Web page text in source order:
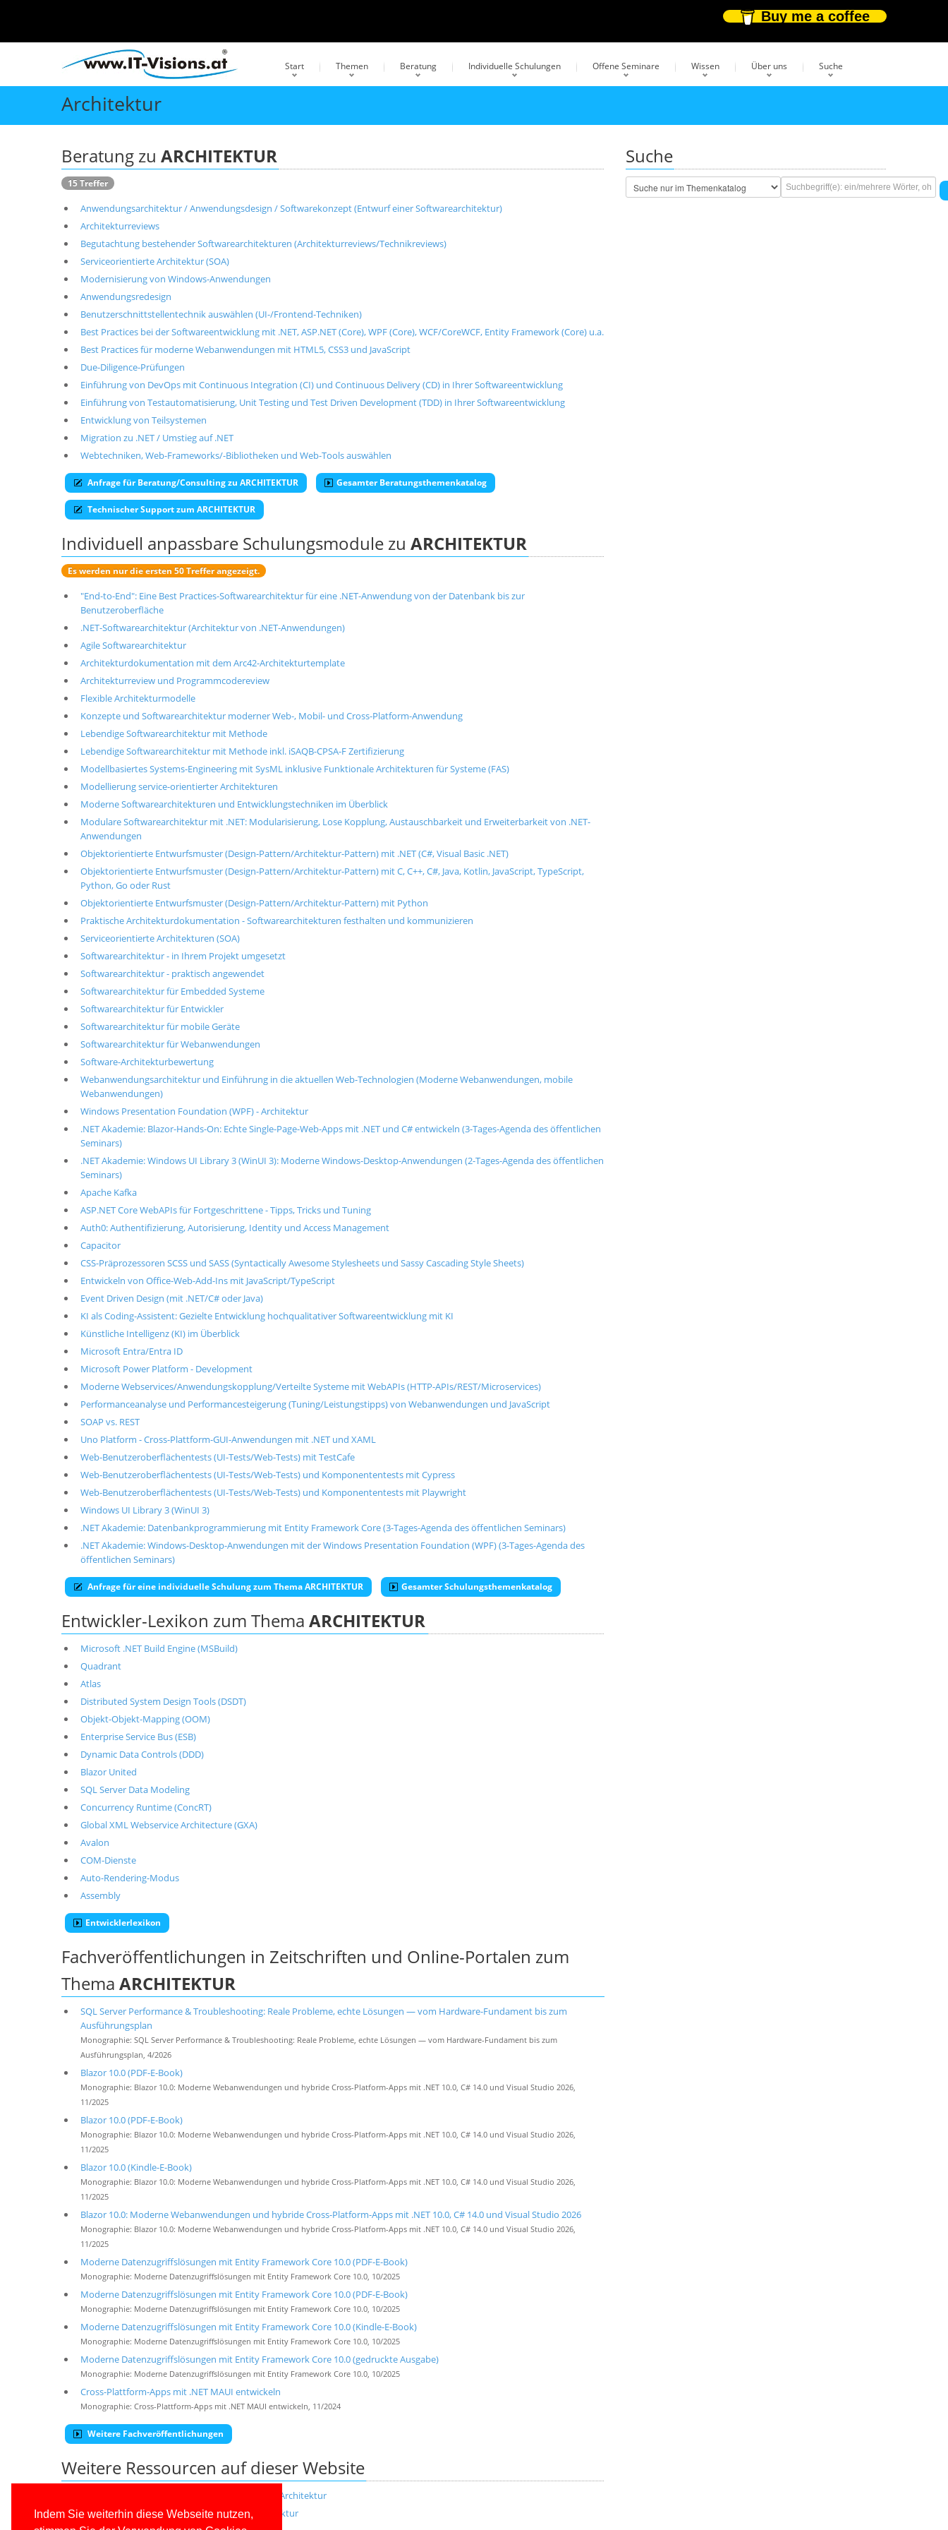
Indem Sie weiterhin diese Webseite nutzen,
Buy me a coffee
Start Themen Beratung Individuelle Schulungen Offene Seminare Wissen Über uns Suche
Architektur
Beratung zu ARCHITEKTUR
15 Treffer
Anwendungsarchitektur / Anwendungsdesign / Softwarekonzept (Entwurf einer Softwarearchitektur)
Architekturreviews
Begutachtung bestehender Softwarearchitekturen (Architekturreviews/Technikreviews)
Serviceorientierte Architektur (SOA)
Modernisierung von Windows-Anwendungen
Anwendungsredesign
Benutzerschnittstellentechnik auswählen (UI-/Frontend-Techniken)
Best Practices bei der Softwareentwicklung mit .NET, ASP.NET (Core), WPF (Core), WCF/CoreWCF, Entity Framework (Core) u.a.
Best Practices für moderne Webanwendungen mit HTML5, CSS3 und JavaScript
Due-Diligence-Prüfungen
Einführung von DevOps mit Continuous Integration (CI) und Continuous Delivery (CD) in Ihrer Softwareentwicklung
Einführung von Testautomatisierung, Unit Testing und Test Driven Development (TDD) in Ihrer Softwareentwicklung
Entwicklung von Teilsystemen
Migration zu .NET / Umstieg auf .NET
Webtechniken, Web-Frameworks/-Bibliotheken und Web-Tools auswählen
Anfrage für Beratung/Consulting zu ARCHITEKTUR Gesamter Beratungsthemenkatalog
Technischer Support zum ARCHITEKTUR
Individuell anpassbare Schulungsmodule zu ARCHITEKTUR
Es werden nur die ersten 50 Treffer angezeigt.
"End-to-End": Eine Best Practices-Softwarearchitektur für eine .NET-Anwendung von der Datenbank bis zur
Benutzeroberfläche
.NET-Softwarearchitektur (Architektur von .NET-Anwendungen)
Agile Softwarearchitektur
Architekturdokumentation mit dem Arc42-Architekturtemplate
Architekturreview und Programmcodereview
Flexible Architekturmodelle
Konzepte und Softwarearchitektur moderner Web-, Mobil- und Cross-Platform-Anwendung
Lebendige Softwarearchitektur mit Methode
Lebendige Softwarearchitektur mit Methode inkl. iSAQB-CPSA-F Zertifizierung
Modellbasiertes Systems-Engineering mit SysML inklusive Funktionale Architekturen für Systeme (FAS)
Modellierung service-orientierter Architekturen
Moderne Softwarearchitekturen und Entwicklungstechniken im Überblick
Modulare Softwarearchitektur mit .NET: Modularisierung, Lose Kopplung, Austauschbarkeit und Erweiterbarkeit von .NET-
Anwendungen
Objektorientierte Entwurfsmuster (Design-Pattern/Architektur-Pattern) mit .NET (C#, Visual Basic .NET)
Objektorientierte Entwurfsmuster (Design-Pattern/Architektur-Pattern) mit C, C++, C#, Java, Kotlin, JavaScript, TypeScript,
Python, Go oder Rust
Objektorientierte Entwurfsmuster (Design-Pattern/Architektur-Pattern) mit Python
Praktische Architekturdokumentation - Softwarearchitekturen festhalten und kommunizieren
Serviceorientierte Architekturen (SOA)
Softwarearchitektur - in Ihrem Projekt umgesetzt
Softwarearchitektur - praktisch angewendet
Softwarearchitektur für Embedded Systeme
Softwarearchitektur für Entwickler
Softwarearchitektur für mobile Geräte
Softwarearchitektur für Webanwendungen
Software-Architekturbewertung
Webanwendungsarchitektur und Einführung in die aktuellen Web-Technologien (Moderne Webanwendungen, mobile
Webanwendungen)
Windows Presentation Foundation (WPF) - Architektur
.NET Akademie: Blazor-Hands-On: Echte Single-Page-Web-Apps mit .NET und C# entwickeln (3-Tages-Agenda des öffentlichen
Seminars)
.NET Akademie: Windows UI Library 3 (WinUI 3): Moderne Windows-Desktop-Anwendungen (2-Tages-Agenda des öffentlichen
Seminars)
Apache Kafka
ASP.NET Core WebAPIs für Fortgeschrittene - Tipps, Tricks und Tuning
Auth0: Authentifizierung, Autorisierung, Identity und Access Management
Capacitor
CSS-Präprozessoren SCSS und SASS (Syntactically Awesome Stylesheets und Sassy Cascading Style Sheets)
Entwickeln von Office-Web-Add-Ins mit JavaScript/TypeScript
Event Driven Design (mit .NET/C# oder Java)
KI als Coding-Assistent: Gezielte Entwicklung hochqualitativer Softwareentwicklung mit KI
Künstliche Intelligenz (KI) im Überblick
Microsoft Entra/Entra ID
Microsoft Power Platform - Development
Moderne Webservices/Anwendungskopplung/Verteilte Systeme mit WebAPIs (HTTP-APIs/REST/Microservices)
Performanceanalyse und Performancesteigerung (Tuning/Leistungstipps) von Webanwendungen und JavaScript
SOAP vs. REST
Uno Platform - Cross-Plattform-GUI-Anwendungen mit .NET und XAML
Web-Benutzeroberflächentests (UI-Tests/Web-Tests) mit TestCafe
Web-Benutzeroberflächentests (UI-Tests/Web-Tests) und Komponententests mit Cypress
Web-Benutzeroberflächentests (UI-Tests/Web-Tests) und Komponententests mit Playwright
Windows UI Library 3 (WinUI 3)
.NET Akademie: Datenbankprogrammierung mit Entity Framework Core (3-Tages-Agenda des öffentlichen Seminars)
.NET Akademie: Windows-Desktop-Anwendungen mit der Windows Presentation Foundation (WPF) (3-Tages-Agenda des
öffentlichen Seminars)
Anfrage für eine individuelle Schulung zum Thema ARCHITEKTUR Gesamter Schulungsthemenkatalog
Entwickler-Lexikon zum Thema ARCHITEKTUR
Microsoft .NET Build Engine (MSBuild)
Quadrant
Atlas
Distributed System Design Tools (DSDT)
Objekt-Objekt-Mapping (OOM)
Enterprise Service Bus (ESB)
Dynamic Data Controls (DDD)
Blazor United
SQL Server Data Modeling
Concurrency Runtime (ConcRT)
Global XML Webservice Architecture (GXA)
Avalon
COM-Dienste
Auto-Rendering-Modus
Assembly
Entwicklerlexikon
Fachveröffentlichungen in Zeitschriften und Online-Portalen zum
Thema ARCHITEKTUR
SQL Server Performance & Troubleshooting: Reale Probleme, echte Lösungen — vom Hardware-Fundament bis zum
Ausführungsplan
Monographie: SQL Server Performance & Troubleshooting: Reale Probleme, echte Lösungen — vom Hardware-Fundament bis zum
Ausführungsplan, 4/2026
Blazor 10.0 (PDF-E-Book)
Monographie: Blazor 10.0: Moderne Webanwendungen und hybride Cross-Platform-Apps mit .NET 10.0, C# 14.0 und Visual Studio 2026,
11/2025
Blazor 10.0 (PDF-E-Book)
Monographie: Blazor 10.0: Moderne Webanwendungen und hybride Cross-Platform-Apps mit .NET 10.0, C# 14.0 und Visual Studio 2026,
11/2025
Blazor 10.0 (Kindle-E-Book)
Monographie: Blazor 10.0: Moderne Webanwendungen und hybride Cross-Platform-Apps mit .NET 10.0, C# 14.0 und Visual Studio 2026,
11/2025
Blazor 10.0: Moderne Webanwendungen und hybride Cross-Platform-Apps mit .NET 10.0, C# 14.0 und Visual Studio 2026
Monographie: Blazor 10.0: Moderne Webanwendungen und hybride Cross-Platform-Apps mit .NET 10.0, C# 14.0 und Visual Studio 2026,
11/2025
Moderne Datenzugriffslösungen mit Entity Framework Core 10.0 (PDF-E-Book)
Monographie: Moderne Datenzugriffslösungen mit Entity Framework Core 10.0, 10/2025
Moderne Datenzugriffslösungen mit Entity Framework Core 10.0 (PDF-E-Book)
Monographie: Moderne Datenzugriffslösungen mit Entity Framework Core 10.0, 10/2025
Moderne Datenzugriffslösungen mit Entity Framework Core 10.0 (Kindle-E-Book)
Monographie: Moderne Datenzugriffslösungen mit Entity Framework Core 10.0, 10/2025
Moderne Datenzugriffslösungen mit Entity Framework Core 10.0 (gedruckte Ausgabe)
Monographie: Moderne Datenzugriffslösungen mit Entity Framework Core 10.0, 10/2025
Cross-Plattform-Apps mit .NET MAUI entwickeln
Monographie: Cross-Plattform-Apps mit .NET MAUI entwickeln, 11/2024
Weitere Fachveröffentlichungen
Weitere Ressourcen auf dieser Website
Scriptsprachenvielfalt in der Windows Scripting-Architektur
Scripting Host für die Windows Scripting-Architektur
Suche